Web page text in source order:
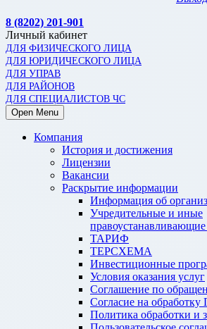
8 (8202) 201-901
Личный кабинет
ДЛЯ ФИЗИЧЕСКОГО ЛИЦА
ДЛЯ ЮРИДИЧЕСКОГО ЛИЦА
ДЛЯ УПРАВ
ДЛЯ РАЙОНОВ
ДЛЯ СПЕЦИАЛИСТОВ ЧС
Open Menu
Компания
История и достижения
Лицензии
Вакансии
Раскрытие информации
Информация об
Учредительные и иные
ТАРИФ
ТЕРСХЕМА
Инвестиционные
Условия оказания услуг
Соглашение по
Согласие на
Политика обработки